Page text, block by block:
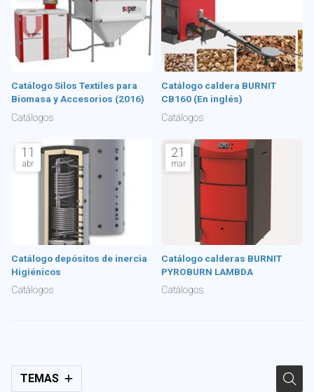
TEMAS
Catálogo Silos Textiles para
Biomasa y Accesorios (2016)
Catálogos
Catálogo caldera BURNIT
CB160 (En inglés)
Catálogos
11
abr
Catálogo depósitos de inercia
Higiénicos
Catálogos
21
mar
Catálogo calderas BURNIT
PYROBURN LAMBDA
Catálogos